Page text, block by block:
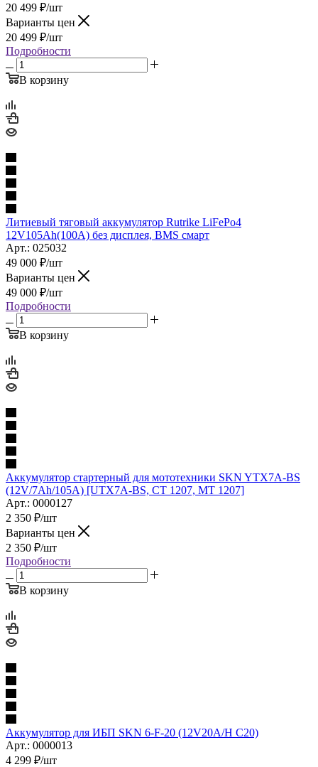
20 499 ₽/шт
Варианты цен
20 499 ₽/шт
Подробности
В корзину
Литиевый тяговый аккумулятор Rutrike LiFePo4
12V105Ah(100А) без дисплея, BMS смарт
Арт.: 025032
49 000 ₽/шт
Варианты цен
49 000 ₽/шт
Подробности
В корзину
Аккумулятор стартерный для мототехники SKN YTX7A-BS
(12V/7Ah/105A) [UTX7A-BS, CT 1207, MT 1207]
Арт.: 0000127
2 350 ₽/шт
Варианты цен
2 350 ₽/шт
Подробности
В корзину
Аккумулятор для ИБП SKN 6-F-20 (12V20A/H C20)
Арт.: 0000013
4 299 ₽/шт